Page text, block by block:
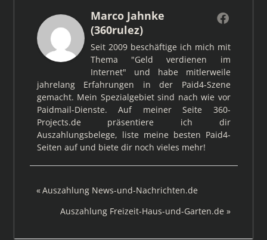
Marco Jahnke
(360rulez)
Seit 2009 beschäftige ich mich mit
Thema "Geld verdienen im
Internet" und habe mitlerweile
jahrelang Erfahrungen in der Paid4-Szene
gemacht. Mein Spezialgebiet sind nach wie vor
Paidmail-Dienste. Auf meiner Seite 360-
Projects.de präsentiere ich dir
Auszahlungsbelege, liste meine besten Paid4-
Seiten auf und biete dir noch vieles mehr!
Beitragsnavigation
Vorheriger
Auszahlung News-und-Nachrichten.de
Nächster
Auszahlung Freizeit-Haus-und-Garten.de